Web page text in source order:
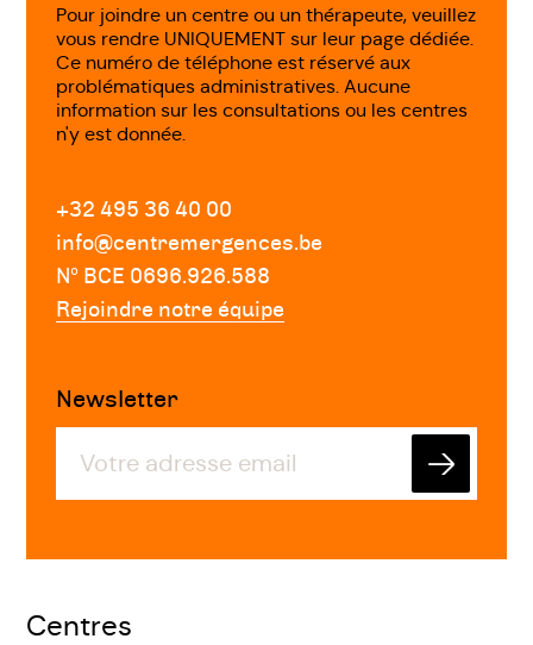
Pour joindre un centre ou un thérapeute, veuillez
vous rendre UNIQUEMENT sur leur page dédiée.
Ce numéro de téléphone est réservé aux
problématiques administratives. Aucune
information sur les consultations ou les centres
n'y est donnée.
+32 495 36 40 00
info@centremergences.be
Nº BCE 0696.926.588
Rejoindre notre équipe
Newsletter
Centres